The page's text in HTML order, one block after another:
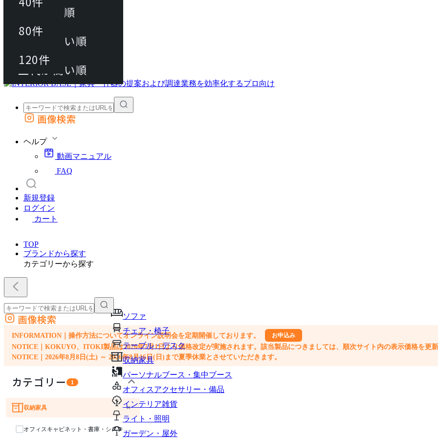
動画マニュアル
FAQ
カート
外部サイトの商品をカートに追加
画像検索
ヘルプ
動画マニュアル
FAQ
新規登録
ログイン
カート
TOP
ブランドから探す
カテゴリーから探す
ソファ
チェア・椅子
テーブル・デスク
収納家具
パーソナルブース・集中ブース
オフィスアクセサリー・備品
インテリア雑貨
ライト・照明
ガーデン・屋外
外部サイトの商品をカートに追加
他のサイトで見つけた商品ページのURLを貼り付けて、カートに追加できます
画像検索
INFORMATION｜操作方法についてオンライン説明会を定期開催しております。 お申込み
NOTICE｜KOKUYO、ITOKI製品は2026年7月1日より価格改定が実施されます。該当製品につきましては、順次サイト内の表示価格を更新
NOTICE｜2026年8月8日(土) ～ 2026年8月16日(日)まで夏季休業とさせていただきます。
カテゴリー 1
ソファ
チェア・椅子
テーブル・デスク
収納家具 ×
オフィスキャビネット・書庫・システム収納
80件
120件
おすすめ順
上代が安い順
上代が高い順
80件
120件